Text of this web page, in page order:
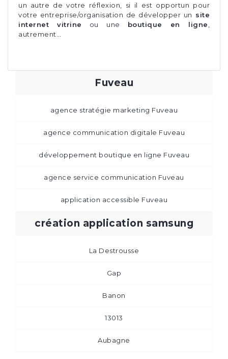
un autre de votre réflexion, si il est opportun pour
votre entreprise/organisation de développer un site
internet vitrine
ou une boutique en ligne
autrement…
Fuveau
agence stratégie marketing Fuveau
agence communication digitale Fuveau
développement boutique en ligne Fuveau
agence service communication Fuveau
application accessible Fuveau
création application samsung
La Destrousse
Gap
Banon
13013
Aubagne